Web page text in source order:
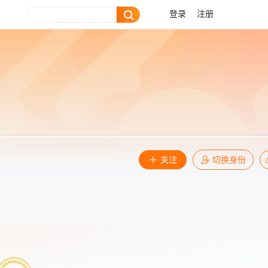
登录 注册
关注 切换身份